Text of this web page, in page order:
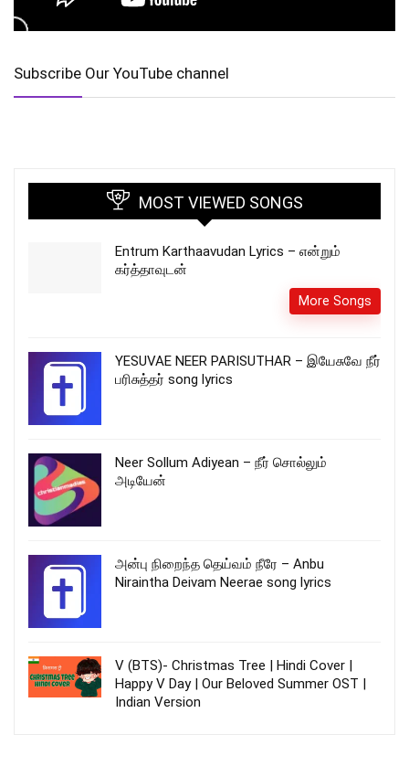
Subscribe Our YouTube channel
MOST VIEWED SONGS
Entrum Karthaavudan Lyrics – என்றும்
கர்த்தாவுடன்
More Songs
YESUVAE NEER PARISUTHAR – இயேசுவே நீர்
பரிசுத்தர் song lyrics
Neer Sollum Adiyean – நீர் சொல்லும்
அடியேன்
அன்பு நிறைந்த தெய்வம் நீரே – Anbu
Niraintha Deivam Neerae song lyrics
V (BTS)- Christmas Tree | Hindi Cover |
Happy V Day | Our Beloved Summer OST |
Indian Version